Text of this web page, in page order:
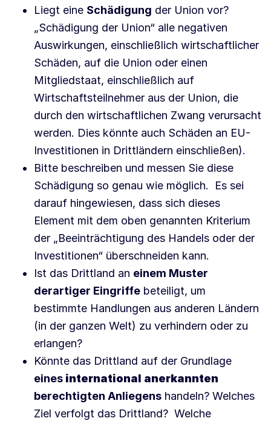
Liegt eine Schädigung der Union vor?
„Schädigung der Union“ alle negativen
Auswirkungen, einschließlich wirtschaftlicher
Schäden, auf die Union oder einen
Mitgliedstaat, einschließlich auf
Wirtschaftsteilnehmer aus der Union, die
durch den wirtschaftlichen Zwang verursacht
werden. Dies könnte auch Schäden an EU-
Investitionen in Drittländern einschließen).
Bitte beschreiben und messen Sie diese
Schädigung so genau wie möglich. Es sei
darauf hingewiesen, dass sich dieses
Element mit dem oben genannten Kriterium
der „Beeinträchtigung des Handels oder der
Investitionen“ überschneiden kann.
Ist das Drittland an einem Muster
derartiger Eingriffe beteiligt, um
bestimmte Handlungen aus anderen Ländern
(in der ganzen Welt) zu verhindern oder zu
erlangen?
Könnte das Drittland auf der Grundlage
eines international anerkannten
berechtigten Anliegens handeln? Welches
Ziel verfolgt das Drittland? Welche